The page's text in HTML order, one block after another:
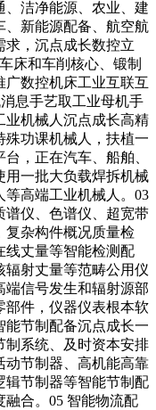
洁净能源、农业、建
新能源配备、航空航
求，沉点成长数控立
床和车削核心、锻制
数控机床工业互联互
息手艺取工业母机手
业机械人沉点成长高精
殊功课机械人，扶植一
，正在汽车、船舶、
用一批大负载焊拆机械
等高端工业机械人。03
谱仪、色谱仪、超宽带
复杂构件概况质量检
线丈量等智能检测配
射丈量等范畴公用仪
信号发生和辐射源部
部件，仪器仪表根本软
能节制配备沉点成长一
制系统、及时资本安排
动节制器、高机能高靠
辑节制器等智能节制配
合。05 智能物流配